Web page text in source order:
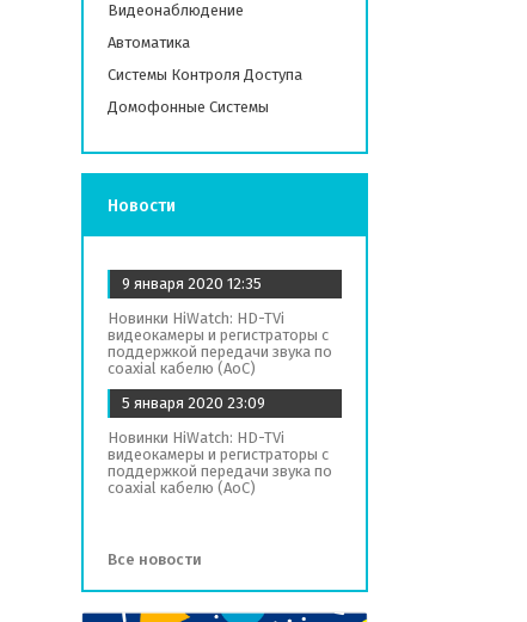
Видеонаблюдение
Автоматика
Системы Контроля Доступа
Домофонные Системы
Новости
9 января 2020 12:35
Новинки HiWatch: HD-TVi
видеокамеры и регистраторы с
поддержкой передачи звука по
coaxial кабелю (AoC)
5 января 2020 23:09
Новинки HiWatch: HD-TVi
видеокамеры и регистраторы с
поддержкой передачи звука по
coaxial кабелю (AoC)
Все новости